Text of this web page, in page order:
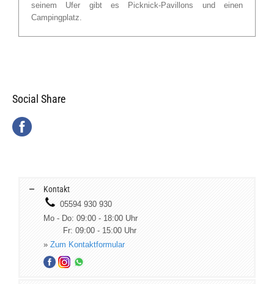
seinem Ufer gibt es Picknick-Pavillons und einen
Campingplatz.
Social Share
Kontakt
05594 930 930
Mo - Do: 09:00 - 18:00 Uhr
Fr: 09:00 - 15:00 Uhr
» Zum Kontaktformular